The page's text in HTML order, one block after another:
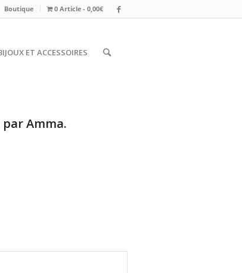
Boutique 0 Article 0,00€
ET ACCESSOIRES
Amma.